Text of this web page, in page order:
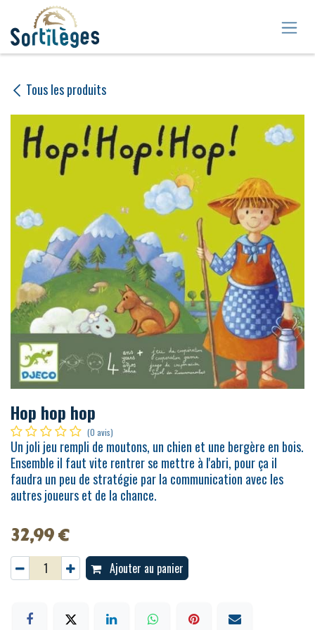
Se rendre au contenu
Tous les produits
Hop hop hop
(0 avis)
Un joli jeu rempli de moutons, un chien et une bergère en bois.
Ensemble il faut vite rentrer se mettre à l'abri, pour ça il
faudra un peu de stratégie par la communication avec les
autres joueurs et de la chance.
32,99€
Ajouter au panier